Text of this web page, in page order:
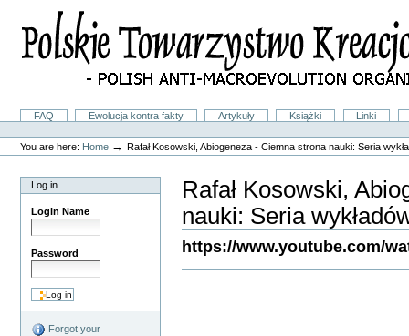
content.
SectionsFAQ Ewolucja kontra fakty Artykuły Książki
Linki
Personal
tools
You are here: Home →Rafał Kosowski, Abiogeneza - Ciemna strona nauki: Seria
Log in
Login Name
Password
Forgot your
Rafał Kosowski,
nauki: Seria
https://www.youtube.com/